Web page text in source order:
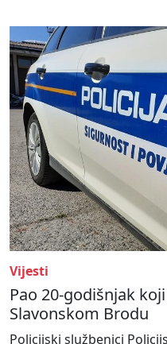
Vijesti
Pao 20-godišnjak
Slavonskom Brodu
Policijski službenici